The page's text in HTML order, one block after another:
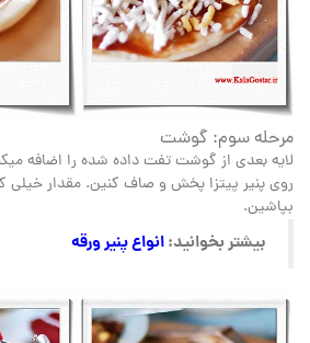
مرحله سوم: گوشت
لایه بعدی از گوشت تفت داده شده را اضافه
روی پنیر پیتزا پخش و صاف کنین. مقدار
بپاشین.
بیشتر بخوانید:انواع پنیر ورقه